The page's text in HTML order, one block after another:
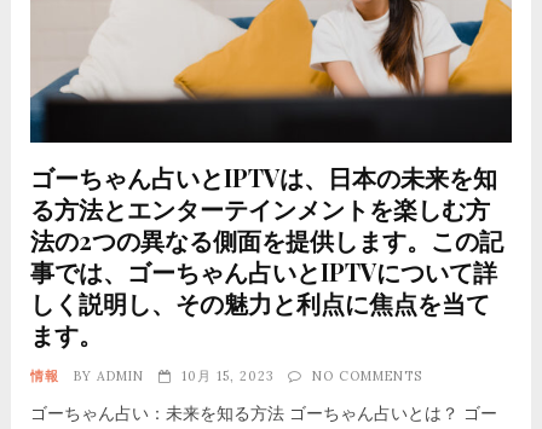
ゴーちゃん占いとIPTVは、日本の未来を知
る方法とエンターテインメントを楽しむ方
法の2つの異なる側面を提供します。この記
事では、ゴーちゃん占いとIPTVについて詳
しく説明し、その魅力と利点に焦点を当て
ます。
情報 BY ADMIN 10月 15, 2023 NO COMMENTS
ゴーちゃん占い：未来を知る方法 ゴーちゃん占いとは？ ゴー